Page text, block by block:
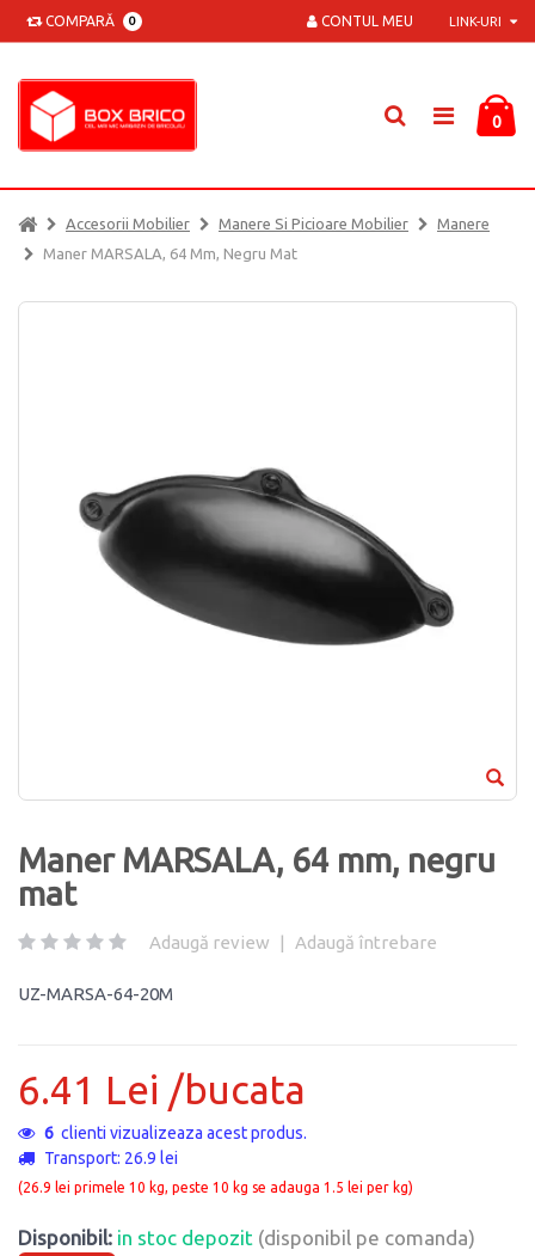
COMPARĂ 0 LINK-URI
CONTUL MEU
0
Accesorii Mobilier Manere Si Picioare Mobilier
Manere
Maner MARSALA, 64 Mm, Negru Mat
Maner MARSALA, 64 mm, negru
mat
Adaugă review | Adaugă întrebare
UZ-MARSA-64-20M
6.41 Lei /bucata
2 clienti vizualizeaza acest produs.
Transport: 26.9 lei
(26.9 lei primele 10 kg, peste 10 kg se adauga 1.5 lei per kg)
Disponibil: in stoc depozit (disponibil pe comanda)